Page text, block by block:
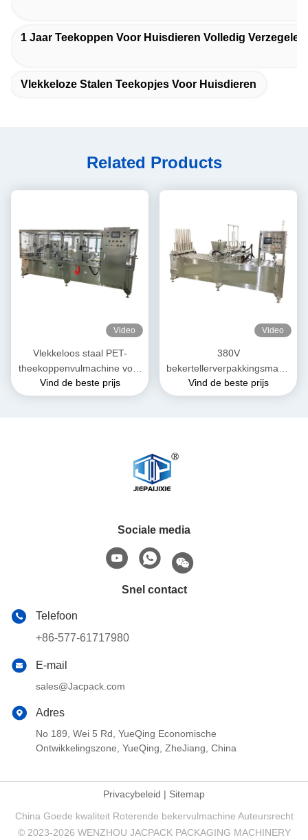
1 Jaar Teekoppen Voor Huisdieren Volledig Verzegelen
Vlekkeloze Stalen Teekopjes Voor Huisdieren
Related Products
Video
Vlekkeloos staal PET-
theekoppenvulmachine voor
1-50 ml
Vind de beste prijs
Video
380V
bekertellerverpakkingsmachi
ne met 8000 bekers/uur
Capaciteit
Vind de beste prijs
Sociale media
Snel contact
Telefoon
+86-577-61717980
E-mail
sales@Jacpack.com
Adres
No 189, Wei 5 Rd, YueQing Economische
Ontwikkelingszone, YueQing, ZheJiang, China
Privacybeleid | Sitemap
China Goede kwaliteit Roterende bekervulmachine Auteursrecht
© 2023-2026 WENZHOU JACPACK PACKAGING MACHINERY